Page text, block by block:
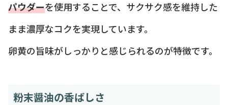
パウダーを使用することで、サクサク感を維持した
まま濃厚なコクを実現しています。
卵黄の旨味がしっかりと感じられるのが特徴です。
粉末醤油の香ばしさ